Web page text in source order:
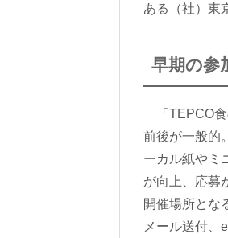
ある（社）東
早期の参
「TEPCO食
前後が一般的
ーカル紙やミ
が向上、応募
開催場所とな
メール送付、